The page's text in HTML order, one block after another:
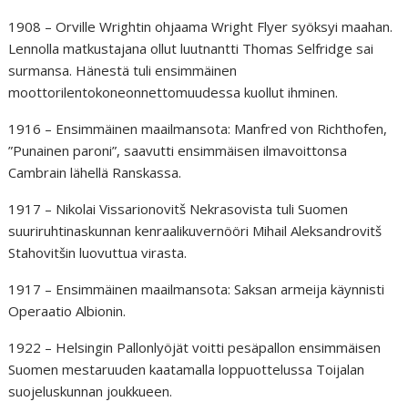
1908 – Orville Wrightin ohjaama Wright Flyer syöksyi maahan.
Lennolla matkustajana ollut luutnantti Thomas Selfridge sai
surmansa. Hänestä tuli ensimmäinen
moottorilentokoneonnettomuudessa kuollut ihminen.
1916 – Ensimmäinen maailmansota: Manfred von Richthofen,
”Punainen paroni”, saavutti ensimmäisen ilmavoittonsa
Cambrain lähellä Ranskassa.
1917 – Nikolai Vissarionovitš Nekrasovista tuli Suomen
suuriruhtinaskunnan kenraalikuvernööri Mihail Aleksandrovitš
Stahovitšin luovuttua virasta.
1917 – Ensimmäinen maailmansota: Saksan armeija käynnisti
Operaatio Albionin.
1922 – Helsingin Pallonlyöjät voitti pesäpallon ensimmäisen
Suomen mestaruuden kaatamalla loppuottelussa Toijalan
suojeluskunnan joukkueen.